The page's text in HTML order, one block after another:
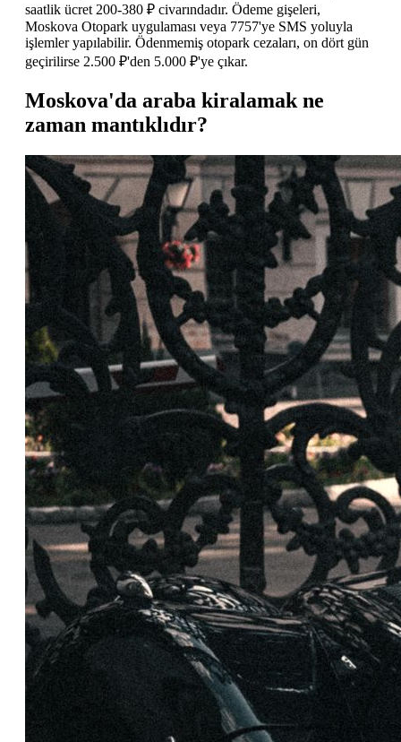
saatlik ücret 200-380 ₽ civarındadır. Ödeme gişeleri,
Moskova Otopark uygulaması veya 7757'ye SMS yoluyla
işlemler yapılabilir. Ödenmemiş otopark cezaları, on dört gün
geçirilirse 2.500 ₽'den 5.000 ₽'ye çıkar.
Moskova'da araba kiralamak ne
zaman mantıklıdır?